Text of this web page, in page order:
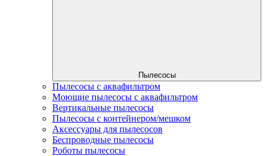
Пылесосы
Пылесосы с аквафильтром
Моющие пылесосы с аквафильтром
Вертикальные пылесосы
Пылесосы с контейнером/мешком
Аксессуары для пылесосов
Беспроводные пылесосы
Роботы пылесосы